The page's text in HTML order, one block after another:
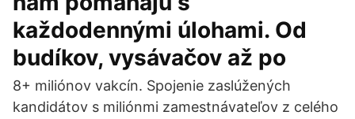
každodennými úlohami. Od
budíkov, vysávačov až po
8+ miliónov vakcín. Spojenie zaslúžených
kandidátov s miliónmi zamestnávateľov z celého